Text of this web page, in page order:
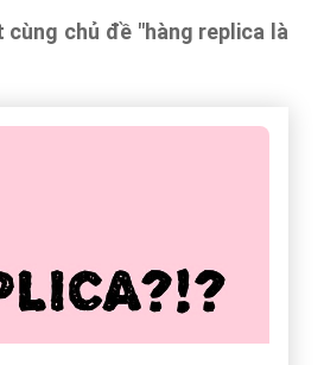
cùng chủ đề "hàng replica là